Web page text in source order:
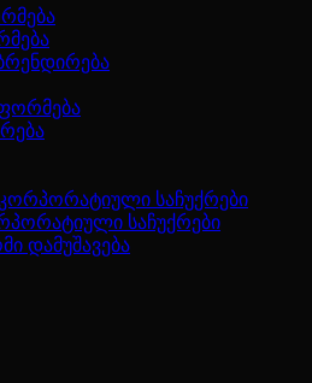
საჩუქრები
საჩუქრები
დამუშავება